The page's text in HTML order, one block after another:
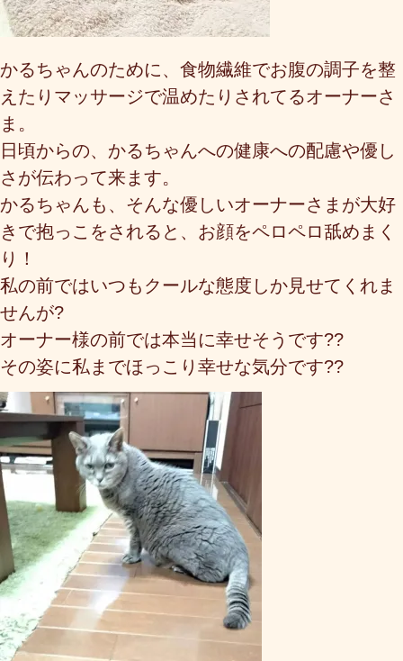
かるちゃんのために、食物繊維でお腹の調子を整
えたりマッサージで温めたりされてるオーナーさ
ま 。
日頃からの、かるちゃんへの健康への配慮や優し
さが伝わって来ます。
かるちゃんも、そんな優しいオーナーさまが大好
きで抱っこをされると、お顔をペロペロ舐めまく
り！
私の前ではいつもクールな態度しか見せてくれま
せんが?
オーナー様の前では本当に幸せそうです??
その姿に私までほっこり幸せな気分です??